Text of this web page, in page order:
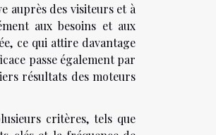
auprès des visiteurs et à
aux besoins et aux
ce qui attire davantage
passe également par
résultats des moteurs
critères, tels que